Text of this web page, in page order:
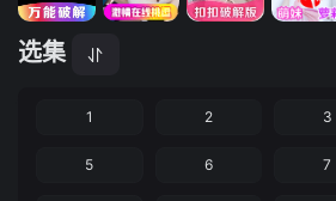
选集
1 2 3
5 6 7